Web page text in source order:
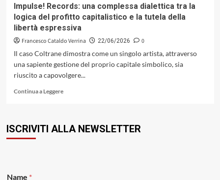
Impulse! Records: una complessa dialettica tra la
logica del profitto capitalistico e la tutela della
libertà espressiva
Francesco Cataldo Verrina 22/06/2026
0
Il caso Coltrane dimostra come un singolo artista, attraverso
una sapiente gestione del proprio capitale simbolico, sia
riuscito a capovolgere...
Continua a LeggereLeggi
Impulse!
ISCRIVITI ALLA NEWSLETTER
Name *